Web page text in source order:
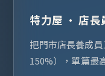
特力屋 · 店長
把門市店長養成
150%），單篇最